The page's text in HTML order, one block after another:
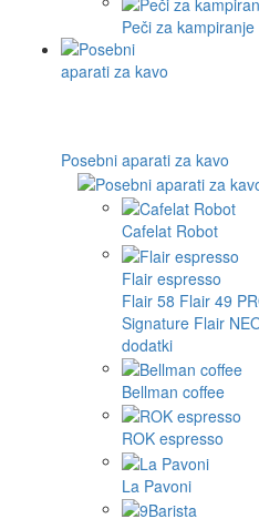
Peči za kampiranje
Posebni aparati za kavo
Cafelat Robot
Flair espresso
Flair 58 Flair 49
Signature Flair
dodatki
Bellman coffee
ROK espresso
La Pavoni